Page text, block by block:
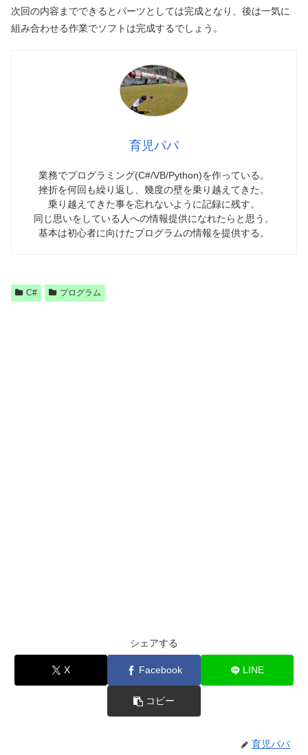
次回の内容までできるとパーツとしては完成となり、後は一気に
組み合わせる作業でソフトは完成するでしょう。
育児パパ
業務でプログラミング(C#/VB/Python)を作っている。
挫折を何回も繰り返し、幾度の壁を乗り越えてきた。
乗り越えてきた事を忘れないように記録に残す。
同じ思いをしている人への情報提供になれたらと思う。
基本は初心者に向けたプログラムの情報を提供する。
C# プログラム
シェアする
X Facebook LINE
コピー
育児パパ